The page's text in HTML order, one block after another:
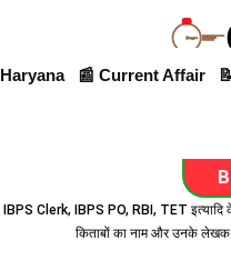
📰 Current Affair
IBPS Clerk, IBPS PO, RBI, TET
किताबों का नाम और उनके लेखक |